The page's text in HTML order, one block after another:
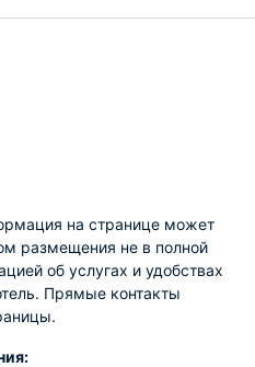
на странице может
размещения не в полной
об услугах и удобствах
Прямые контакты